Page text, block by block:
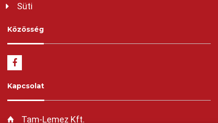
Süti
Közösség
Kapcsolat
Tam-Lemez Kft.